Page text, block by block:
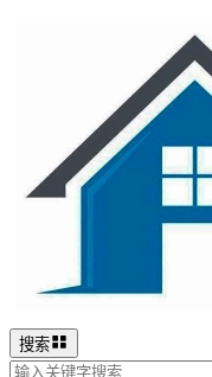
搜索